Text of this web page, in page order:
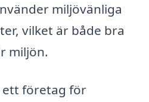
miljövänliga
vilket är både bra
miljön.
ett företag för